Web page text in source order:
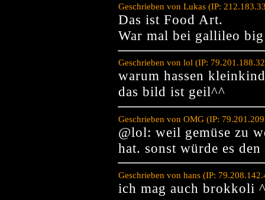
Geschrieben von Lukas (IP:
Das ist Food Art.
War mal bei gallileo
Geschrieben von lol (IP:
warum hassen
das bild ist geil^^
Geschrieben von OMG (IP:
@lol: weil gemüse zu
hat. sonst würde es
Geschrieben von hans (IP:
ich mag auch brokkoli